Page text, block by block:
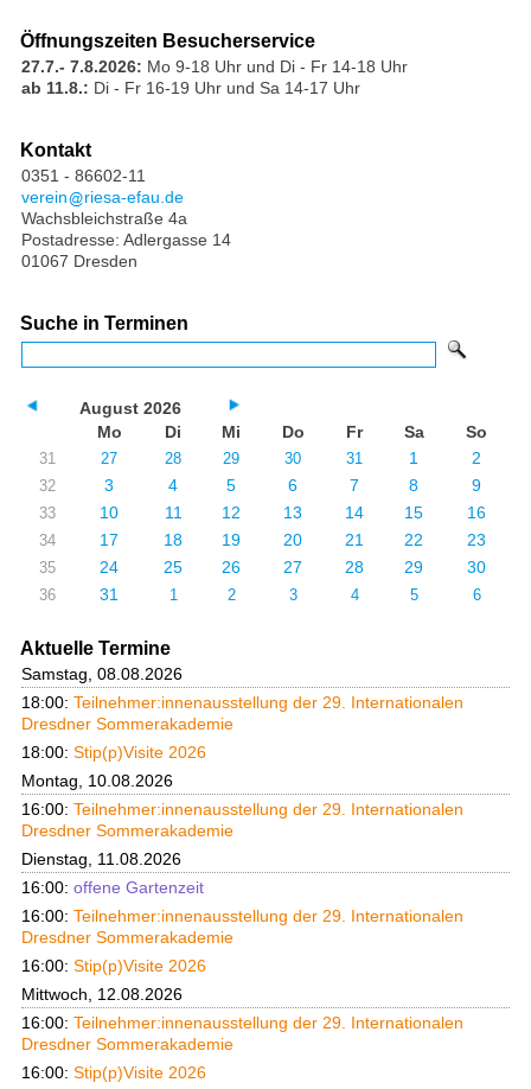
Öffnungszeiten Besucherservice
27.7.- 7.8.2026: Mo 9-18 Uhr und Di - Fr 14-18 Uhr
ab 11.8.: Di - Fr 16-19 Uhr und Sa 14-17 Uhr
Kontakt
0351 - 86602-11
verein
riesa-efau.de
Wachsbleichstraße 4a
Postadresse: Adlergasse 14
01067 Dresden
Suche in Terminen
August 2026
Mo
Di Mi Do Fr Sa So
31 27 28 29 30 31 1 2
32 3 4 5 6 7 8 9
33 10 11 12 13 14 15 16
34 17 18 19 20 21 22 23
35 24 25 26 27 28 29 30
36 31 1 2 3 4 5 6
Aktuelle Termine
Samstag, 08.08.2026
18:00: Teilnehmer:innenausstellung der 29. Internationalen
Dresdner Sommerakademie
18:00: Stip(p)Visite 2026
Montag, 10.08.2026
16:00: Teilnehmer:innenausstellung der 29. Internationalen
Dresdner Sommerakademie
Dienstag, 11.08.2026
16:00: offene Gartenzeit
16:00: Teilnehmer:innenausstellung der 29. Internationalen
Dresdner Sommerakademie
16:00: Stip(p)Visite 2026
Mittwoch, 12.08.2026
16:00: Teilnehmer:innenausstellung der 29. Internationalen
Dresdner Sommerakademie
16:00: Stip(p)Visite 2026